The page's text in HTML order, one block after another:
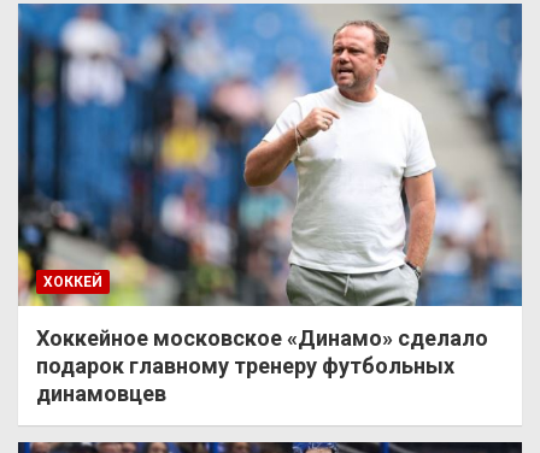
ХОККЕЙ
Хоккейное московское «Динамо» сделало
подарок главному тренеру футбольных
динамовцев